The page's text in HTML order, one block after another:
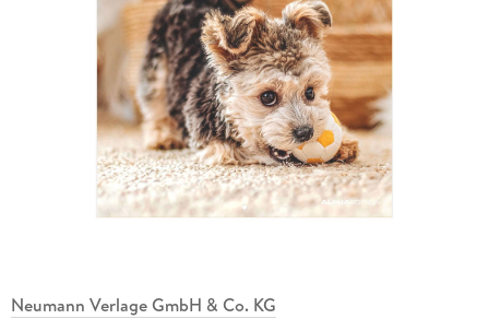
Neumann Verlage GmbH & Co. KG